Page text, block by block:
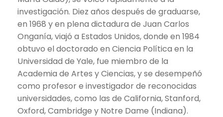
investigación. Diez años después de graduarse,
en 1968 y en plena dictadura de Juan Carlos
Onganía, viajó a Estados Unidos, donde en 1984
obtuvo el doctorado en Ciencia Política en la
Universidad de Yale, fue miembro de la
Academia de Artes y Ciencias, y se desempeñó
como profesor e investigador de reconocidas
universidades, como las de California, Stanford,
Oxford, Cambridge y Notre Dame (Indiana).